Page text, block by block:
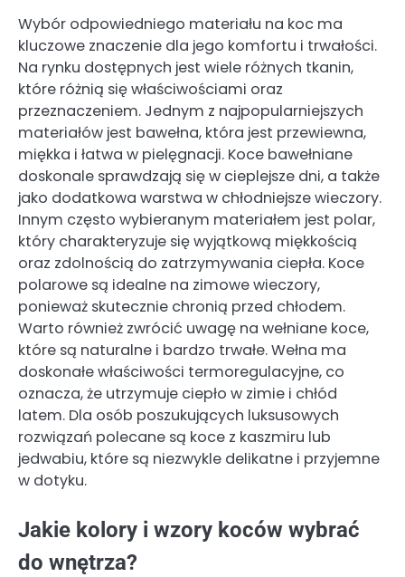
Wybór odpowiedniego materiału na koc ma
kluczowe znaczenie dla jego komfortu i trwałości.
Na rynku dostępnych jest wiele różnych tkanin,
które różnią się właściwościami oraz
przeznaczeniem. Jednym z najpopularniejszych
materiałów jest bawełna, która jest przewiewna,
miękka i łatwa w pielęgnacji. Koce bawełniane
doskonale sprawdzają się w cieplejsze dni, a także
jako dodatkowa warstwa w chłodniejsze wieczory.
Innym często wybieranym materiałem jest polar,
który charakteryzuje się wyjątkową miękkością
oraz zdolnością do zatrzymywania ciepła. Koce
polarowe są idealne na zimowe wieczory,
ponieważ skutecznie chronią przed chłodem.
Warto również zwrócić uwagę na wełniane koce,
które są naturalne i bardzo trwałe. Wełna ma
doskonałe właściwości termoregulacyjne, co
oznacza, że utrzymuje ciepło w zimie i chłód
latem. Dla osób poszukujących luksusowych
rozwiązań polecane są koce z kaszmiru lub
jedwabiu, które są niezwykle delikatne i przyjemne
w dotyku.
Jakie kolory i wzory koców wybrać
do wnętrza?